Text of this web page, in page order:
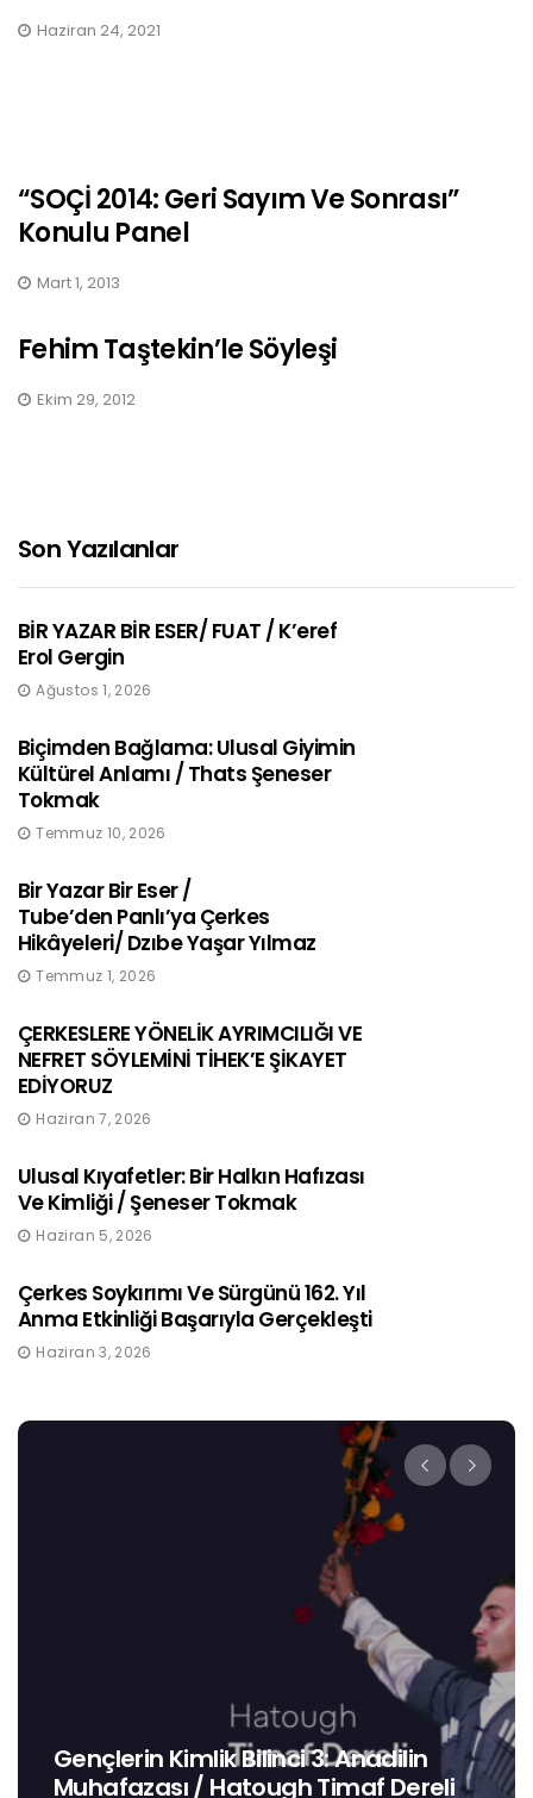
Haziran 24, 2021
“SOÇİ 2014: Geri Sayım Ve Sonrası”
Konulu Panel
Mart 1, 2013
Fehim Taştekin’le Söyleşi
Ekim 29, 2012
Son Yazılanlar
BİR YAZAR BİR ESER/ FUAT / K’eref
Erol Gergin
Ağustos 1, 2026
Biçimden Bağlama: Ulusal Giyimin
Kültürel Anlamı / Thats Şeneser
Tokmak
Temmuz 10, 2026
Bir Yazar Bir Eser /
Tube’den Panlı’ya Çerkes
Hikâyeleri/ Dzıbe Yaşar Yılmaz
Temmuz 1, 2026
ÇERKESLERE YÖNELİK AYRIMCILIĞI VE
NEFRET SÖYLEMİNİ TİHEK’E ŞİKAYET
EDİYORUZ
Haziran 7, 2026
Ulusal Kıyafetler: Bir Halkın Hafızası
Ve Kimliği / Şeneser Tokmak
Haziran 5, 2026
Çerkes Soykırımı Ve Sürgünü 162. Yıl
Anma Etkinliği Başarıyla Gerçekleşti
Haziran 3, 2026
Kimlik Bilinci 3: Anadilin
/ Hatough Timaf Dereli
Bir Avuç
/ Sine